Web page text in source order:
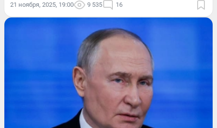
21 ноября, 2025, 19:00 9 535 16